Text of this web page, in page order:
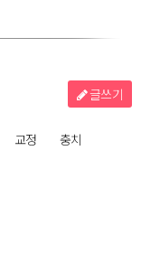
글쓰기
교정
충치